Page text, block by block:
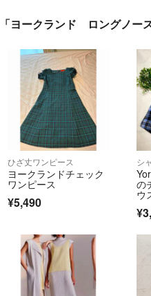
「ヨークランド ロングノー
ひざ丈ワンピース
ヨークランドチェック
ワンピース
¥5,490
の
ウ